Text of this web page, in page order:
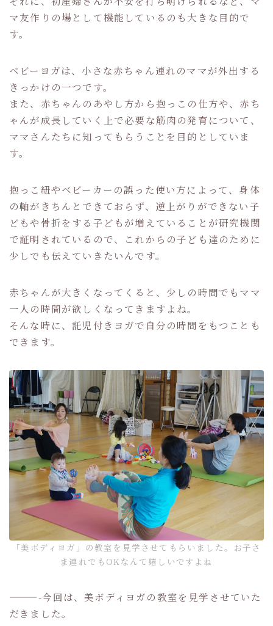
マ友作りの場として機能しているのも大きな目的で
す。
ベビーヨガは、小さな赤ちゃん連れのママが外出する
きっかけの一つです。
また、赤ちゃんのあやし方から抱っこの仕方や、赤ち
ゃんが成長していく上で必要な筋肉の発育について、
ママさんたちに知ってもらうことを目的としていま
す。
抱っこ紐やベビーカーの誤った使い方によって、身体
の軸がきちんとできておらず、逆上がりができない子
どもや骨折をする子どもが増えていることが研究機関
で証明されているので、これからの子ども達のために
少しでも伝えていきたいんです。
赤ちゃんが大きくなってくると、少しの時間でもママ
一人の時間が欲しくなってきますよね。
そんな時に、託児付きヨガで自分の時間をもつことも
できます。
「美ボディヨガ」の教室を見学させてもらいました。お子さ
ま連れでもOKなんて嬉しいですよね
———-今回は、美ボディヨガの教室を見学させていた
だきました。